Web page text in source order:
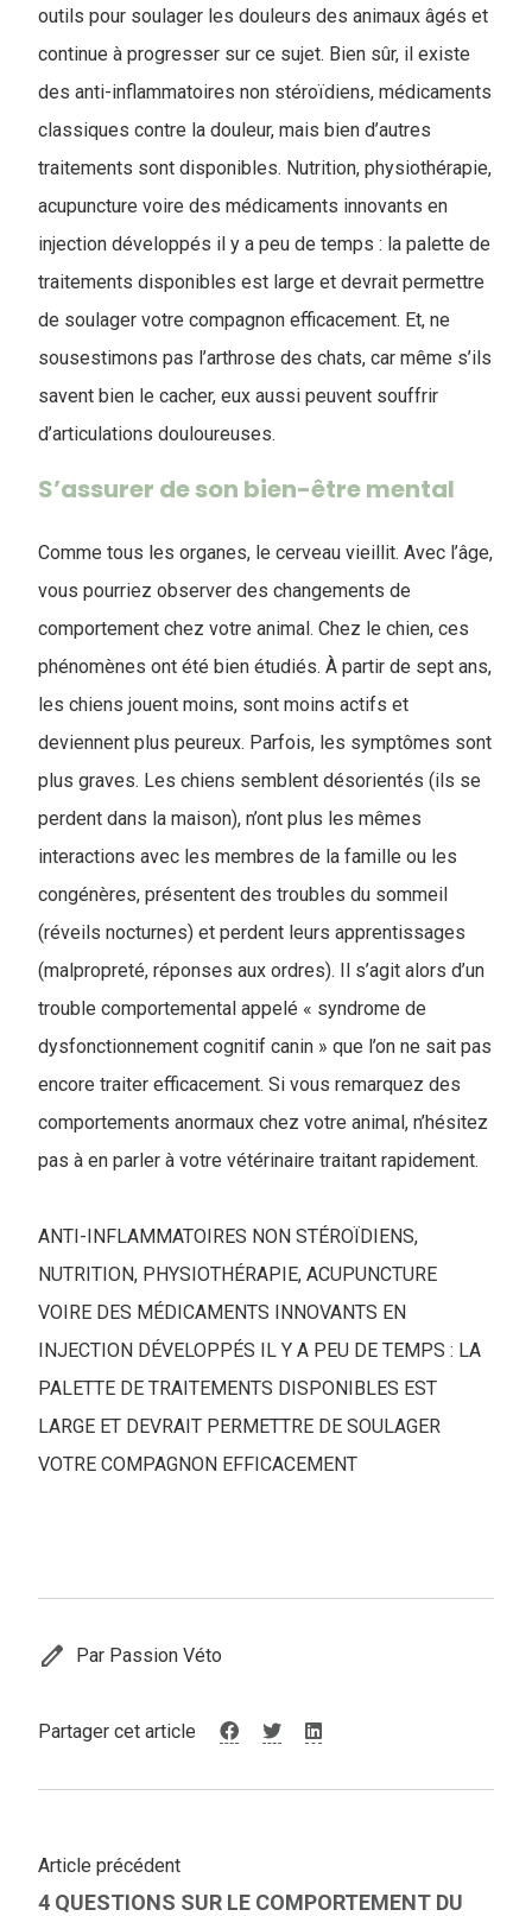
outils pour soulager les douleurs des animaux âgés et
continue à progresser sur ce sujet. Bien sûr, il existe
des anti-inflammatoires non stéroïdiens, médicaments
classiques contre la douleur, mais bien d’autres
traitements sont disponibles. Nutrition, physiothérapie,
acupuncture voire des médicaments innovants en
injection développés il y a peu de temps : la palette de
traitements disponibles est large et devrait permettre
de soulager votre compagnon efficacement. Et, ne
sousestimons pas l’arthrose des chats, car même s’ils
savent bien le cacher, eux aussi peuvent souffrir
d’articulations douloureuses.
S’assurer de son bien-être mental
Comme tous les organes, le cerveau vieillit. Avec l’âge,
vous pourriez observer des changements de
comportement chez votre animal. Chez le chien, ces
phénomènes ont été bien étudiés. À partir de sept ans,
les chiens jouent moins, sont moins actifs et
deviennent plus peureux. Parfois, les symptômes sont
plus graves. Les chiens semblent désorientés (ils se
perdent dans la maison), n’ont plus les mêmes
interactions avec les membres de la famille ou les
congénères, présentent des troubles du sommeil
(réveils nocturnes) et perdent leurs apprentissages
(malpropreté, réponses aux ordres). Il s’agit alors d’un
trouble comportemental appelé « syndrome de
dysfonctionnement cognitif canin » que l’on ne sait pas
encore traiter efficacement. Si vous remarquez des
comportements anormaux chez votre animal, n’hésitez
pas à en parler à votre vétérinaire traitant rapidement.
ANTI-INFLAMMATOIRES NON STÉROÏDIENS,
NUTRITION, PHYSIOTHÉRAPIE, ACUPUNCTURE
VOIRE DES MÉDICAMENTS INNOVANTS EN
INJECTION DÉVELOPPÉS IL Y A PEU DE TEMPS : LA
PALETTE DE TRAITEMENTS DISPONIBLES EST
LARGE ET DEVRAIT PERMETTRE DE SOULAGER
VOTRE COMPAGNON EFFICACEMENT
edit Par Passion Véto
Partager cet article
Article précédent
4 QUESTIONS SUR LE COMPORTEMENT DU